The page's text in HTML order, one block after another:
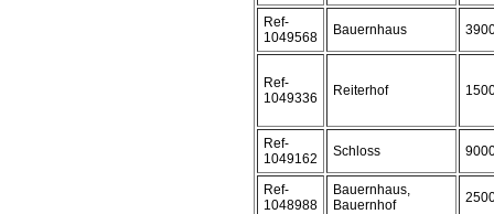
Ref-
1049568
Bauernhaus
Ref-
1049336
Reiterhof
Ref-
1049162
Schloss
Ref-
1048988
Bauernhaus,
Bauernhof